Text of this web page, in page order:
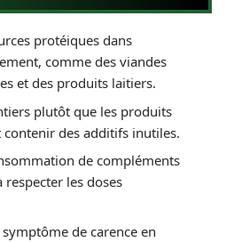
protéiques dans
comme des viandes
et des produits laitiers.
plutôt que les produits
des additifs inutiles.
de compléments
les doses
de carence en